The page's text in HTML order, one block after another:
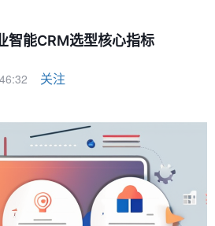
智能CRM选型核心指标
关注